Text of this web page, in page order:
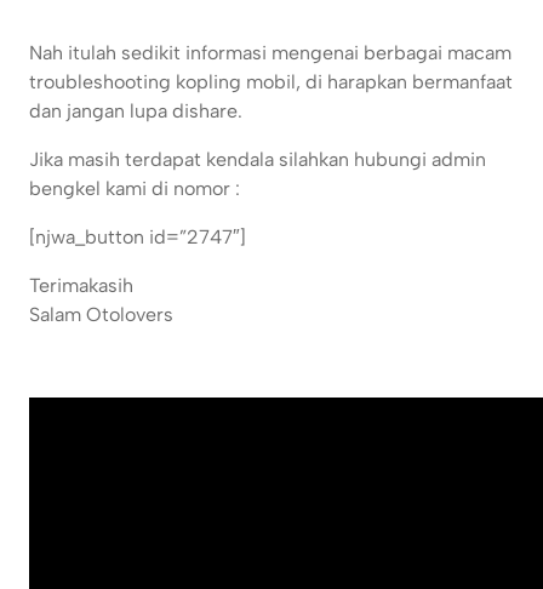
Nah itulah sedikit informasi mengenai berbagai macam
troubleshooting kopling mobil, di harapkan bermanfaat
dan jangan lupa dishare.
Jika masih terdapat kendala silahkan hubungi admin
bengkel kami di nomor :
[njwa_button id=”2747″]
Terimakasih
Salam Otolovers